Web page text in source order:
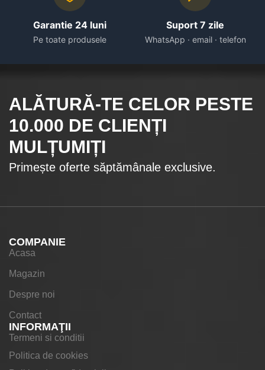
Garantie 24 luni
Pe toate produsele
Suport 7 zile
WhatsApp · email · telefon
ALĂTURĂ-TE CELOR PESTE
10.000 DE CLIENȚI
MULȚUMIȚI
Primește oferte săptămânale exclusive.
COMPANIE
Acasa
Magazin
Despre noi
Contact
INFORMAŢII
Termeni si conditii
Politica de cookies